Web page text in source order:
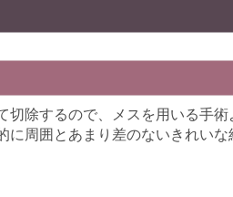
切除するので、メスを用いる手
に周囲とあまり差のないきれいな